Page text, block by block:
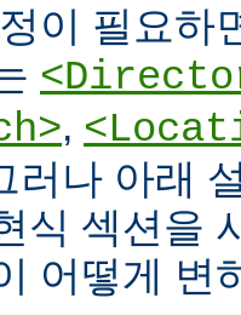
이 필요하
,
러나 아래
식 섹션을
어떻게 변